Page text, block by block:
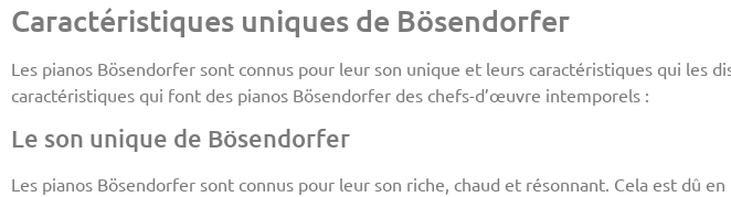
Caractéristiques uniques de Bösendorfer
Les pianos Bösendorfer sont connus pour leur son unique et leurs caractéristiques qui les
caractéristiques qui font des pianos Bösendorfer des chefs-d’œuvre intemporels :
Le son unique de Bösendorfer
Les pianos Bösendorfer sont connus pour leur son riche, chaud et résonnant. Cela est dû